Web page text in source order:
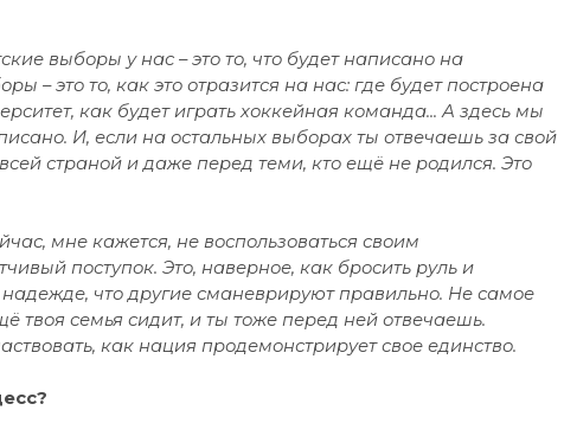
выборы у нас – это то, что будет написано на
– это то, как это отразится на нас: где будет построена
как будет играть хоккейная команда... А здесь мы
И, если на остальных выборах ты отвечаешь за свой
страной и даже перед теми, кто ещё не родился. Это
мне кажется, не воспользоваться своим
поступок. Это, наверное, как бросить руль и
что другие сманеврируют правильно. Не самое
семья сидит, и ты тоже перед ней отвечаешь.
как нация продемонстрирует свое единство.